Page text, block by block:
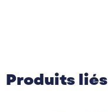
Produits liés